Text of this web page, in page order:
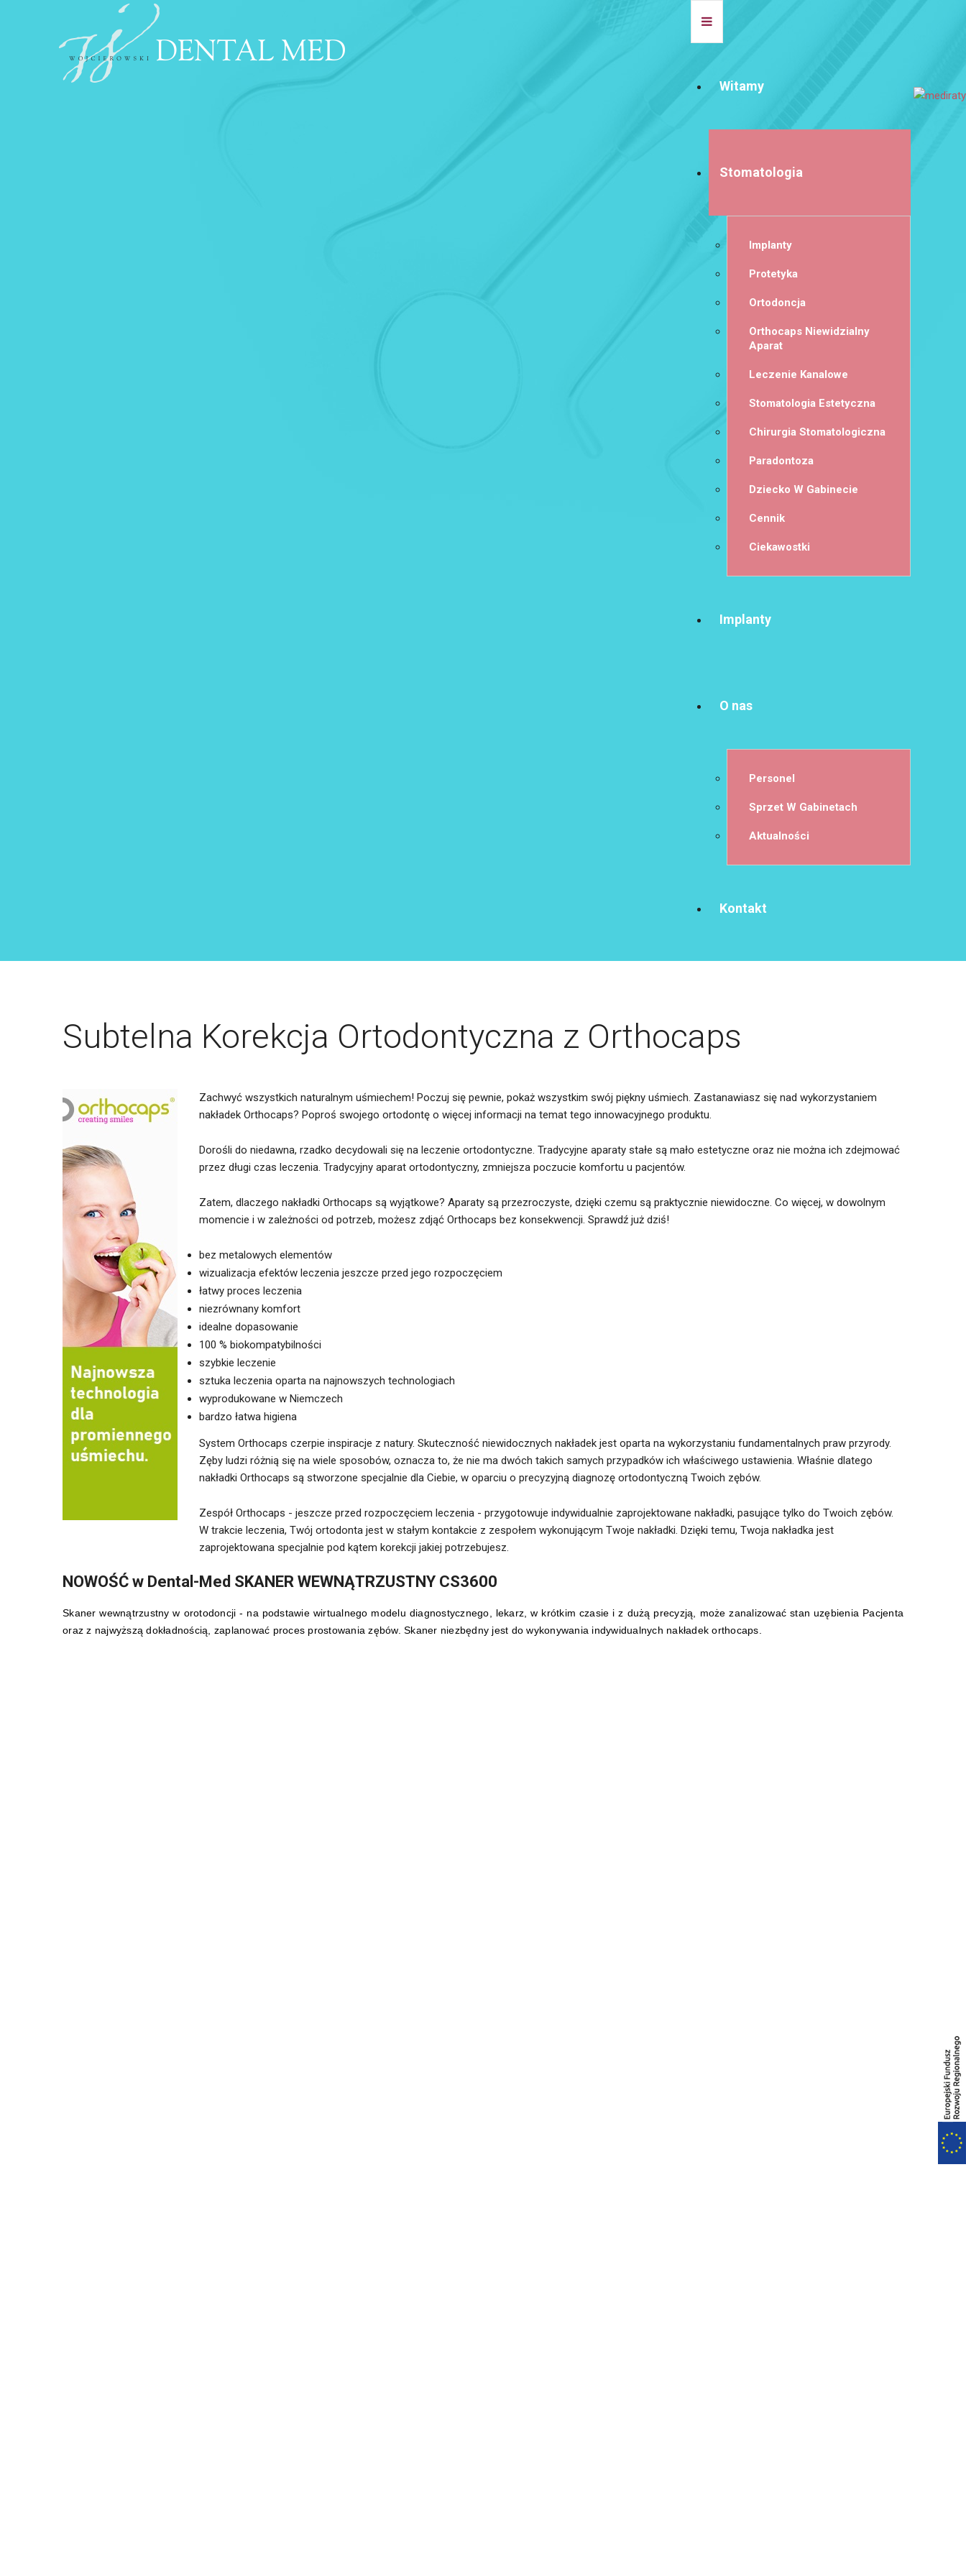
Witamy
Stomatologia
Implanty
Protetyka
Ortodoncja
Orthocaps Niewidzialny
Aparat
Leczenie Kanalowe
Stomatologia Estetyczna
Chirurgia Stomatologiczna
Paradontoza
Dziecko W Gabinecie
Cennik
Ciekawostki
Implanty
O nas
Personel
Sprzet W Gabinetach
Aktualności
Kontakt
Subtelna Korekcja Ortodontyczna z Orthocaps
Zachwyć wszystkich naturalnym uśmiechem! Poczuj się pewnie, pokaż wszystkim swój piękny uśmiech. Zastanawiasz się nad wykorzystaniem
nakładek Orthocaps? Poproś swojego ortodontę o więcej informacji na temat tego innowacyjnego produktu.
Dorośli do niedawna, rzadko decydowali się na leczenie ortodontyczne. Tradycyjne aparaty stałe są mało estetyczne oraz nie można ich zdejmować
przez długi czas leczenia. Tradycyjny aparat ortodontyczny, zmniejsza poczucie komfortu u pacjentów.
Zatem, dlaczego nakładki Orthocaps są wyjątkowe? Aparaty są przezroczyste, dzięki czemu są praktycznie niewidoczne. Co więcej, w dowolnym
momencie i w zależności od potrzeb, możesz zdjąć Orthocaps bez konsekwencji. Sprawdź już dziś!
bez metalowych elementów
wizualizacja efektów leczenia jeszcze przed jego rozpoczęciem
łatwy proces leczenia
niezrównany komfort
idealne dopasowanie
100 % biokompatybilności
szybkie leczenie
sztuka leczenia oparta na najnowszych technologiach
wyprodukowane w Niemczech
bardzo łatwa higiena
System Orthocaps czerpie inspiracje z natury. Skuteczność niewidocznych nakładek jest oparta na wykorzystaniu fundamentalnych praw przyrody.
Zęby ludzi różnią się na wiele sposobów, oznacza to, że nie ma dwóch takich samych przypadków ich właściwego ustawienia. Właśnie dlatego
nakładki Orthocaps są stworzone specjalnie dla Ciebie, w oparciu o precyzyjną diagnozę ortodontyczną Twoich zębów.
Zespół Orthocaps - jeszcze przed rozpoczęciem leczenia - przygotowuje indywidualnie zaprojektowane nakładki, pasujące tylko do Twoich zębów.
W trakcie leczenia, Twój ortodonta jest w stałym kontakcie z zespołem wykonującym Twoje nakładki. Dzięki temu, Twoja nakładka jest
zaprojektowana specjalnie pod kątem korekcji jakiej potrzebujesz.
NOWOŚĆ w Dental-Med SKANER WEWNĄTRZUSTNY CS3600
Skaner wewnątrzustny w orotodoncji - na podstawie wirtualnego modelu diagnostycznego, lekarz, w krótkim czasie i z dużą precyzją, może zanalizować stan uzębienia Pacjenta
oraz z najwyższą dokładnością, zaplanować proces prostowania zębów. Skaner niezbędny jest do wykonywania indywidualnych nakładek orthocaps.